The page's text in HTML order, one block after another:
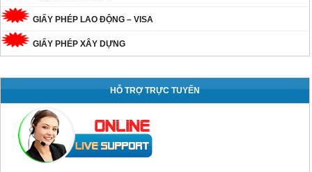
GIẤY PHÉP LAO ĐỘNG – VISA
GIẤY PHÉP XÂY DỰNG
HỖ TRỢ TRỰC TUYẾN